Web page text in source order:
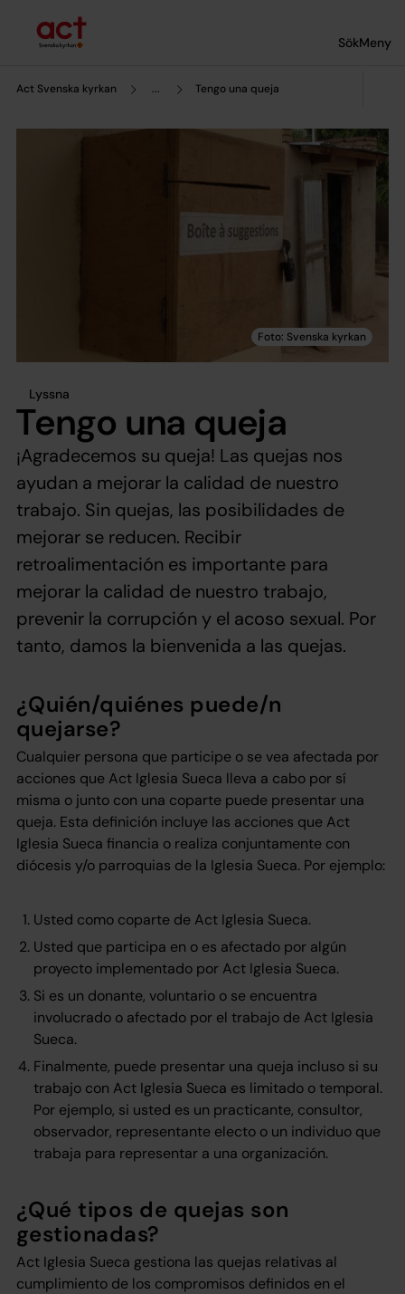
SökMeny
Act Svenska kyrkan ... Tengo una queja
Lyssna
Tengo una queja
¡Agradecemos su queja! Las quejas nos
ayudan a mejorar la calidad de nuestro
trabajo. Sin quejas, las posibilidades de
mejorar se reducen. Recibir
retroalimentación es importante para
mejorar la calidad de nuestro trabajo,
prevenir la corrupción y el acoso sexual. Por
tanto, damos la bienvenida a las quejas.
¿Quién/quiénes puede/n
quejarse?
Cualquier persona que participe o se vea afectada por
acciones que Act Iglesia Sueca lleva a cabo por sí
misma o junto con una coparte puede presentar una
queja. Esta definición incluye las acciones que Act
Iglesia Sueca financia o realiza conjuntamente con
diócesis y/o parroquias de la Iglesia Sueca. Por ejemplo:
Usted como coparte de Act Iglesia Sueca.
Usted que participa en o es afectado por algún
proyecto implementado por Act Iglesia Sueca.
Si es un donante, voluntario o se encuentra
involucrado o afectado por el trabajo de Act Iglesia
Sueca.
Finalmente, puede presentar una queja incluso si su
trabajo con Act Iglesia Sueca es limitado o temporal.
Por ejemplo, si usted es un practicante, consultor,
observador, representante electo o un individuo que
trabaja para representar a una organización.
¿Qué tipos de quejas son
gestionadas?
Act Iglesia Sueca gestiona las quejas relativas al
cumplimiento de los compromisos definidos en el